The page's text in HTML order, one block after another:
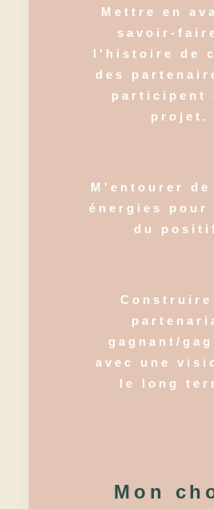
Mettre en
savoir-
l'histoire de
des
participent
projet.
M'entourer de
énergies
du
Construire
gagnant/
avec une
le long
Mon